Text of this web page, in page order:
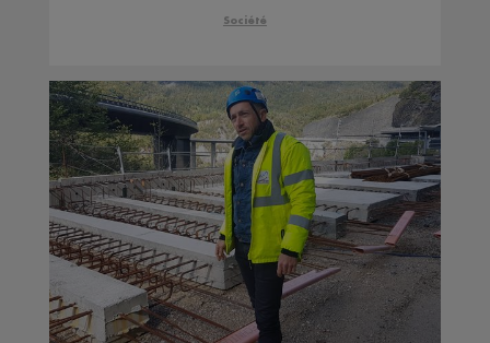
gendarmes, des
des Suisses
Société